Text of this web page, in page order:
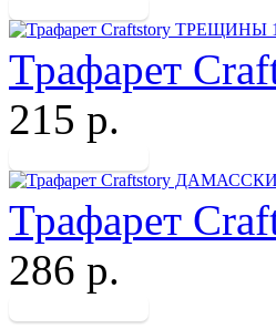
Трафарет
215 р.
Трафарет
286 р.